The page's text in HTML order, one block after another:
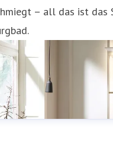
– all das ist das